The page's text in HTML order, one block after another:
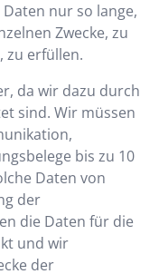
nur so lange,
Zwecke, zu
zu erfüllen.
da wir dazu durch
sind. Wir müssen
bis zu 10
Daten von
der
die Daten für die
und wir
der